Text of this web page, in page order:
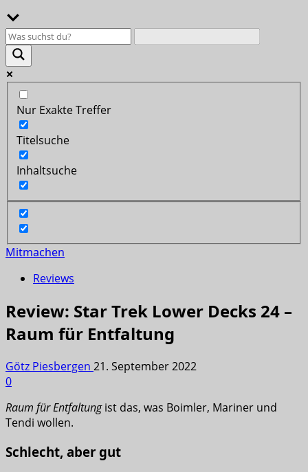
Nur Exakte Treffer
Titelsuche
Inhaltsuche
Mitmachen
Reviews
Review: Star Trek Lower Decks 24 –
Raum für Entfaltung
Götz Piesbergen 21. September 2022
0
Raum für Entfaltungist das, was Boimler, Mariner und
Tendi wollen.
Schlecht, aber gut